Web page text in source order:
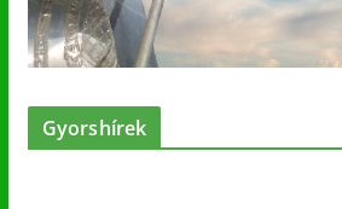
Gyorshírek